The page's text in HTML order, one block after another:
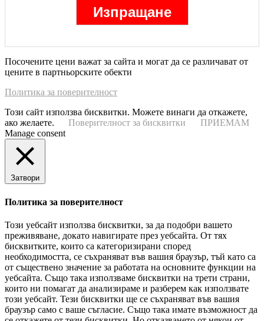
Посочените цени важат за сайта и могат да се различават от
цените в партньорските обекти
Политика за поверителност
Този сайт използва бисквитки. Можете винаги да откажете,
ако желаете.
Поверителност за бисквитки
ПРИЕМАМ
Manage consent
Затвори
Политика за поверителност
Този уебсайт използва бисквитки, за да подобри вашето
преживяване, докато навигирате през уебсайта. От тях
бисквитките, които са категоризирани според
необходимостта, се съхраняват във вашия браузър, тъй като са
от съществено значение за работата на основните функции на
уебсайта. Също така използваме бисквитки на трети страни,
които ни помагат да анализираме и разберем как използвате
този уебсайт. Тези бисквитки ще се съхраняват във вашия
браузър само с ваше съгласие. Също така имате възможност да